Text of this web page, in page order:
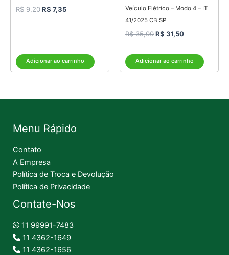
R$9,20R$ 7,35
Adicionar ao carrinho
Veículo Elétrico – Modo 4 – IT
41/2025 CB SP
R$35,00R$ 31,50
Adicionar ao carrinho
Menu Rápido
Contato
A Empresa
Política de Troca e Devolução
Política de Privacidade
Contate-Nos
11 99991-7483
11 4362-1649
11 4362-1656